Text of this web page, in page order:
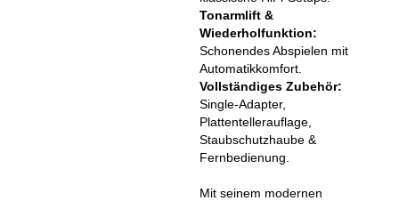
Tonarmlift &
Wiederholfunktion:
Schonendes Abspielen mit
Automatikkomfort.
Vollständiges Zubehör:
Single-Adapter,
Plattentellerauflage,
Staubschutzhaube &
Fernbedienung.
Mit seinem modernen